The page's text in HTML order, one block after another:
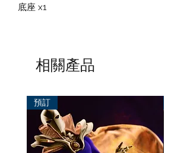
底座 x1
相關產品
預訂